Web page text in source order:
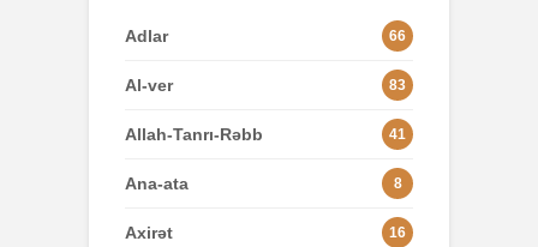
Adlar 66
Al-ver 83
Allah-Tanrı-Rəbb 41
Ana-ata 8
Axirət 16